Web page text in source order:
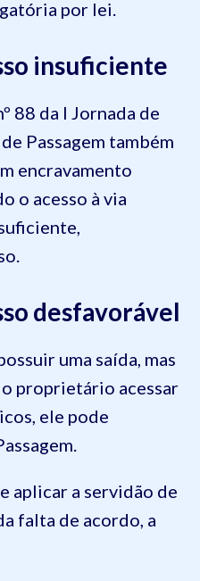
por lei.
insuficiente
88 da I Jornada de
Passagem também
encravamento
o acesso à via
desfavorável
uma saída, mas
o proprietário acessar
ele pode
aplicar a servidão de
falta de acordo, a